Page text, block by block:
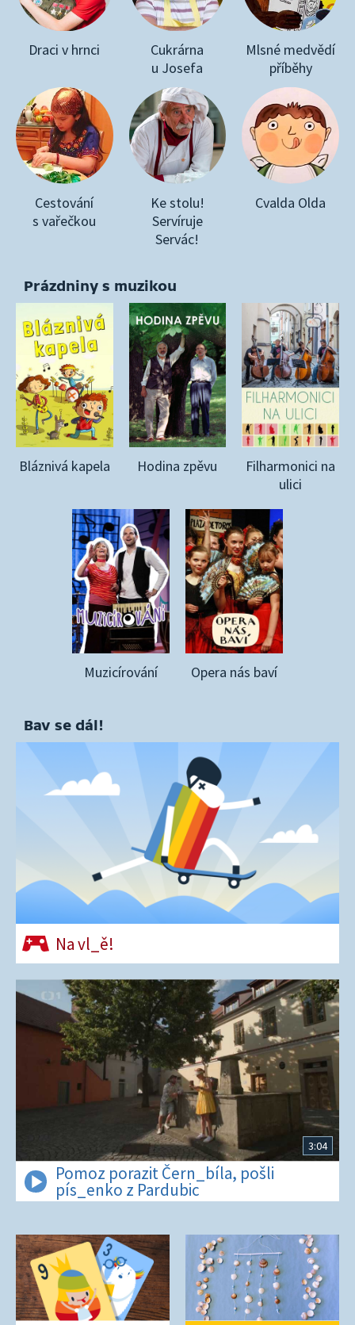
Draci v hrnci
Cukrárna
u Josefa
Mlsné medvědí
příběhy
Cestování
s vařečkou
Ke stolu!
Servíruje
Servác!
Cvalda Olda
Prázdniny s muzikou
Bláznivá kapela Hodina zpěvu
Filharmonici na
ulici
Muzicírování Opera nás baví
Bav se dál!
Na vl_ě!
3:04
Pomoz porazit Čern_bíla, pošli
pís_enko z Pardubic